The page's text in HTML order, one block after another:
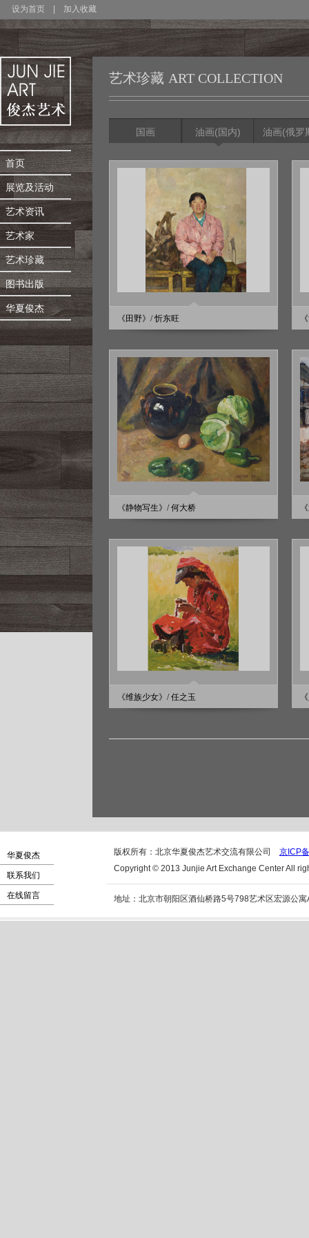
设为首页 加入收藏
首页
展览及活动
艺术资讯
艺术家
艺术珍藏
图书出版
华夏俊杰
艺术珍藏 ART COLLECTION
国画 油画(国内) 油画(俄罗
《田野》/ 忻东旺
《静物写生》/ 何大桥
《维族少女》/ 任之玉
华夏俊杰
联系我们
在线留言
版权所有：北京华夏俊杰艺术交流有限公司 京ICP
Copyright © 2013 Junjie Art Exchange Center All
地址：北京市朝阳区酒仙桥路5号798艺术区宏源公